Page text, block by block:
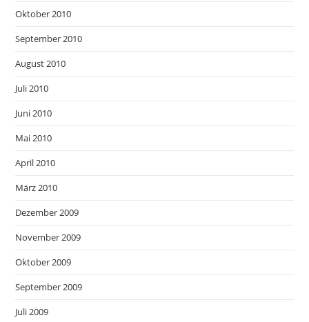
Oktober 2010
September 2010
August 2010
Juli 2010
Juni 2010
Mai 2010
April 2010
März 2010
Dezember 2009
November 2009
Oktober 2009
September 2009
Juli 2009